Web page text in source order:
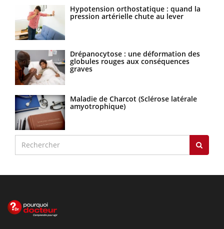
Hypotension orthostatique : quand la
pression artérielle chute au lever
Drépanocytose : une déformation des
globules rouges aux conséquences
graves
Maladie de Charcot (Sclérose latérale
amyotrophique)